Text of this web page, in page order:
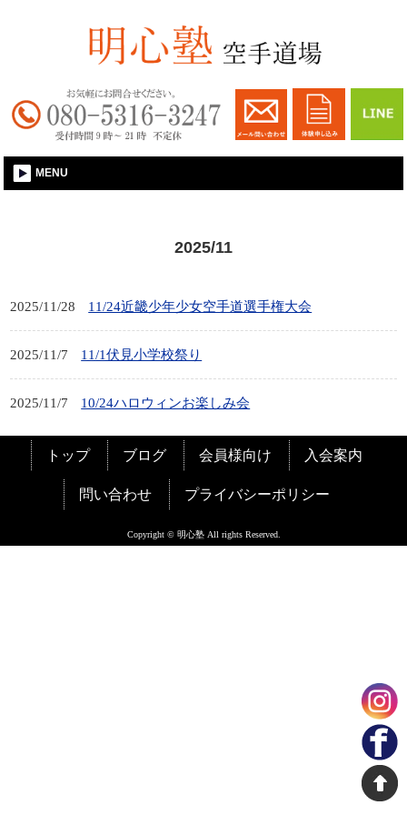
MENU
2025/11
2025/11/28 11/24近畿少年少女空手道選手権大会
2025/11/7 11/1伏見小学校祭り
2025/11/7 10/24ハロウィンお楽しみ会
トップ ブログ 会員様向け 入会案内
問い合わせ プライバシーポリシー
Copyright © 明心塾 All rights Reserved.